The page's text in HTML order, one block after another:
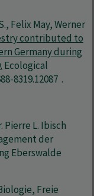
Felix May, Werner
contributed to
Germany during
Ecological
8319.12087 .
L. Ibisch
der
Eberswalde
Freie